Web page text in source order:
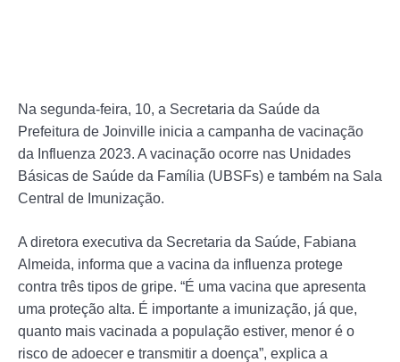
Na segunda-feira, 10, a Secretaria da Saúde da
Prefeitura de Joinville inicia a campanha de vacinação
da Influenza 2023. A vacinação ocorre nas Unidades
Básicas de Saúde da Família (UBSFs) e também na Sala
Central de Imunização.
A diretora executiva da Secretaria da Saúde, Fabiana
Almeida, informa que a vacina da influenza protege
contra três tipos de gripe. “É uma vacina que apresenta
uma proteção alta. É importante a imunização, já que,
quanto mais vacinada a população estiver, menor é o
risco de adoecer e transmitir a doença”, explica a